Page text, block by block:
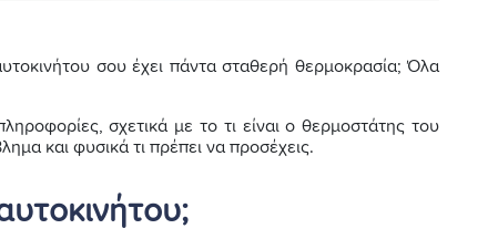
σου έχει πάντα σταθερή θερμοκρασία; Όλα
σχετικά με το τι είναι ο θερμοστάτης του
και φυσικά τι πρέπει να προσέχεις.